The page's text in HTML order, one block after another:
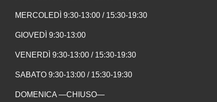
MERCOLEDÌ 9:30-13:00 / 15:30-19:30
GIOVEDÌ 9:30-13:00
VENERDÌ 9:30-13:00 / 15:30-19:30
SABATO 9:30-13:00 / 15:30-19:30
DOMENICA —CHIUSO—